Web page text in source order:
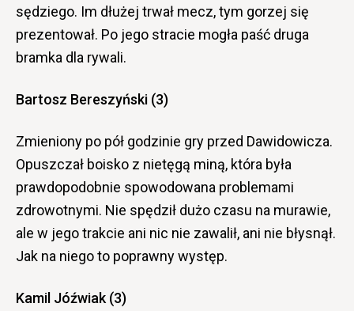
sędziego. Im dłużej trwał mecz, tym gorzej się
prezentował. Po jego stracie mogła paść druga
bramka dla rywali.
Bartosz Bereszyński (3)
Zmieniony po pół godzinie gry przed Dawidowicza.
Opuszczał boisko z nietęgą miną, która była
prawdopodobnie spowodowana problemami
zdrowotnymi. Nie spędził dużo czasu na murawie,
ale w jego trakcie ani nic nie zawalił, ani nie błysnął.
Jak na niego to poprawny występ.
Kamil Jóźwiak (3)